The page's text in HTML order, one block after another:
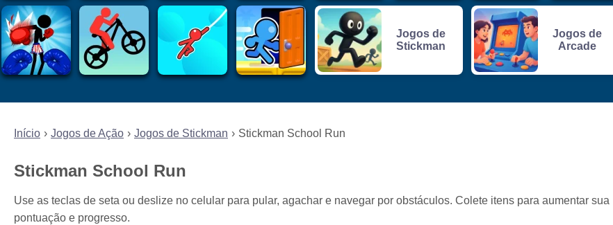
Início Jogos de Ação Jogos de Stickman Stickman School Run
Stickman School Run
Use as teclas de seta ou deslize no celular para pular, agachar e navegar por obstáculos. Colete itens para aumentar sua
pontuação e progresso.
Jogos de
Stickman
Jogos de
Arcade